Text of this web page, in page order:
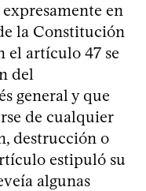
en
la Constitución
el artículo 47 se
del
general y que
de cualquier
destrucción o
estipuló su
algunas